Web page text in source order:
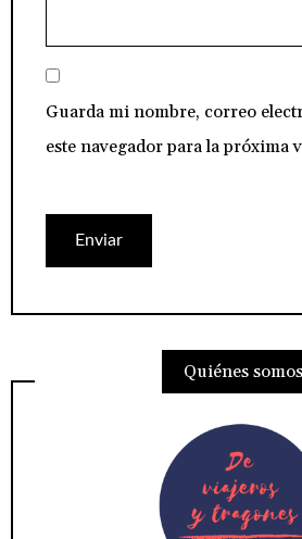
Guarda mi nombre, correo
este navegador para la próxima
Quiénes somos